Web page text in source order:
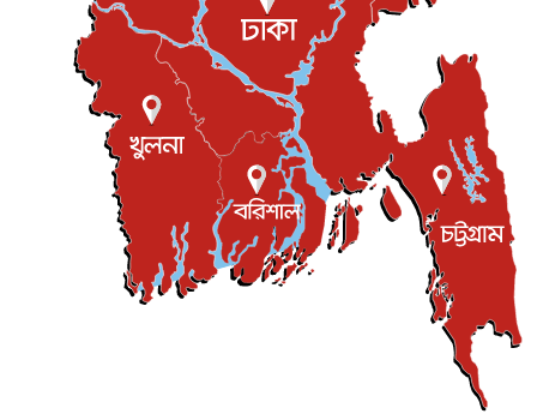
খেলাধুলা
শিল্পকলায় চলচ্চিত্র উৎসব, বিনা মূল্যে দেখা যাবে ৬ সিনেমা
বিনোদন ৮ আগস্ট, ২০২৬
ইস্ট লন্ডন মসজিদের জুমার খুতবা : “কুরআন হোক জীবন দেখার
লেন্স...
ইসলাম ও জীবন ৭ আগস্ট, ২০২৬
সিলেটের কন্যা মোহিনী রশিদ এনওয়াইপিডির উচ্চপদস্থ কর্মকর্তা
দেশজুড়ে ৬ আগস্ট, ২০২৬
আজ থেকে সবার জন্য উন্মুক্ত জুলাই স্মৃতি জাদুঘর
৬ আগস্ট, ২০২৬
৬ আগস্ট, ২০২৬